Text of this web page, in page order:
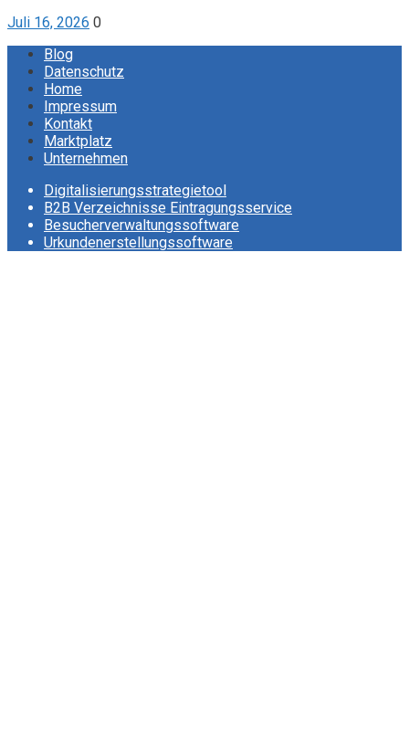
Juli 16, 2026 0
Blog
Datenschutz
Home
Impressum
Kontakt
Marktplatz
Unternehmen
Digitalisierungsstrategietool
B2B Verzeichnisse Eintragungsservice
Besucherverwaltungssoftware
Urkundenerstellungssoftware